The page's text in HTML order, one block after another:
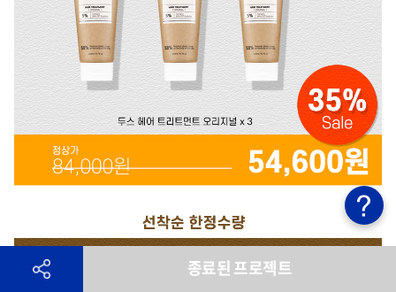
종료된 프로젝트